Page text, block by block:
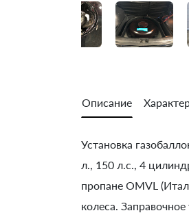
Описание
Установка
л., 150 л.с., 4
пропане OMVL
колеса.